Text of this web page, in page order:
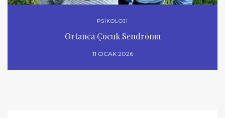
PSİKOLOJİ
Ortanca Çocuk Sendromu
11 OCAK 2026